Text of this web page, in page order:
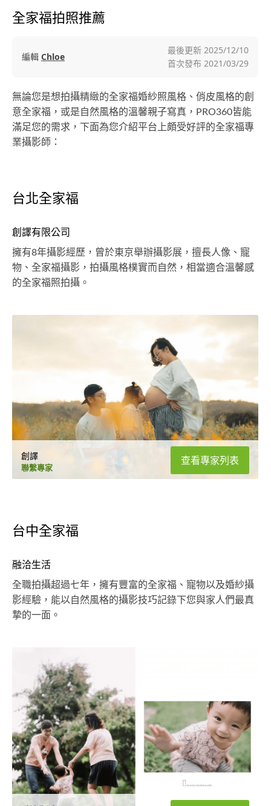
全家福拍照推薦
編輯 Chloe
最後更新 2025/12/10
首次發布 2021/03/29
無論您是想拍攝精緻的全家福婚紗照風格、俏皮風格的創
意全家福，或是自然風格的溫馨親子寫真，PRO360皆能
滿足您的需求，下面為您介紹平台上頗受好評的全家福專
業攝影師：
台北全家福
創譯有限公司
擁有8年攝影經歷，曾於東京舉辦攝影展，擅長人像、寵
物、全家福攝影，拍攝風格樸實而自然，相當適合溫馨感
的全家福照拍攝。
創譯
聯繫專家
查看專家列表
台中全家福
融洽生活
全職拍攝超過七年，擁有豐富的全家福、寵物以及婚紗攝
影經驗，能以自然風格的攝影技巧記錄下您與家人們最真
摯的一面。